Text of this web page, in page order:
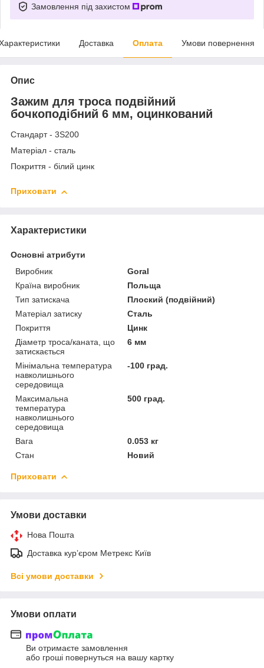
Замовлення під захистом
Доставка Оплата Умови повернення
Опис
Зажим для троса подвійний
бочкоподібний 6 мм, оцинкований
Стандарт - 3S200
Матеріал - сталь
Покриття - білий цинк
Приховати
Характеристики
Основні атрибути
Виробник
Goral
Країна виробник
Польща
Тип затискача
Плоский (подвійний)
Матеріал затиску
Сталь
Покриття
Цинк
Діаметр троса/каната, що
затискається
6 мм
Мінімальна температура
навколишнього
середовища
-100 град.
Максимальна
температура
навколишнього
середовища
500 град.
Вага
0.053 кг
Стан
Новий
Приховати
Умови доставки
Нова Пошта
Доставка курʼєром Метрекс Київ
Всі умови доставки
Умови оплати
Ви отримаєте замовлення
або гроші повернуться на вашу картку